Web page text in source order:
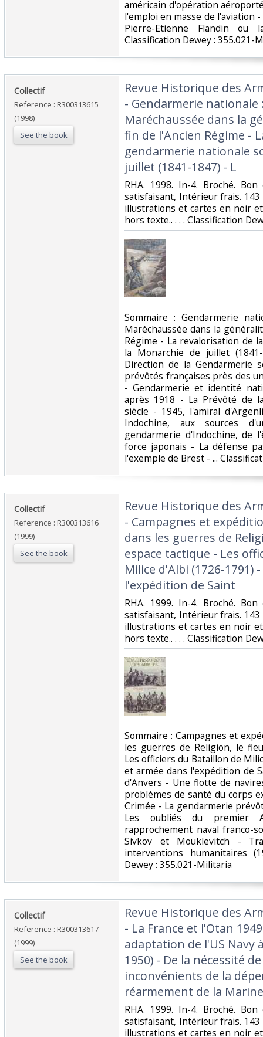
américain d'opération
l'emploi en masse de l'aviation
Pierre-Etienne Flandin ou
Classification Dewey : 355.021-
‎Collectif‎
Reference : R300313615
(1998)
See the book
‎Revue Historique des
- Gendarmerie
Maréchaussée dans la
fin de l'Ancien Régime -
gendarmerie nationale
juillet (1841-1847) - L‎
‎RHA. 1998. In-4. Broché.
satisfaisant, Intérieur frais.
illustrations et cartes en noir
hors texte.. . . . Classification
‎Sommaire : Gendarmerie
Maréchaussée dans la
Régime - La revalorisation de
la Monarchie de juillet
Direction de la Gendarmerie
prévôtés françaises près des
- Gendarmerie et identité
après 1918 - La Prévôté de
siècle - 1945, l'amiral
Indochine, aux sources
gendarmerie d'Indochine, de
force japonais - La défense
l'exemple de Brest - ...
‎Collectif‎
Reference : R300313616
(1999)
See the book
‎Revue Historique des
- Campagnes et
dans les guerres de
espace tactique - Les
Milice d'Albi (1726-1791)
l'expédition de Saint‎
‎RHA. 1999. In-4. Broché.
satisfaisant, Intérieur frais.
illustrations et cartes en noir
hors texte.. . . . Classification
‎Sommaire : Campagnes et
les guerres de Religion, le
Les officiers du Bataillon de
et armée dans l'expédition de
d'Anvers - Une flotte de
problèmes de santé du corps
Crimée - La gendarmerie
Les oubliés du premier
rapprochement naval franco-
Sivkov et Mouklevitch -
interventions humanitaires
Dewey : 355.021-Militaria‎
‎Collectif‎
Reference : R300313617
(1999)
See the book
‎Revue Historique des
- La France et l'Otan
adaptation de l'US Navy
1950) - De la nécessité
inconvénients de la
réarmement de la
‎RHA. 1999. In-4. Broché.
satisfaisant, Intérieur frais.
illustrations et cartes en noir